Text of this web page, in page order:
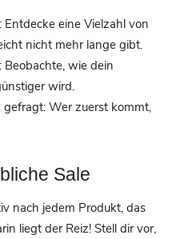
eine Vielzahl von
nicht mehr lange gibt.
Beobachte, wie dein
wird.
Wer zuerst kommt,
Sale
nach jedem Produkt, das
liegt der Reiz! Stell dir vor,